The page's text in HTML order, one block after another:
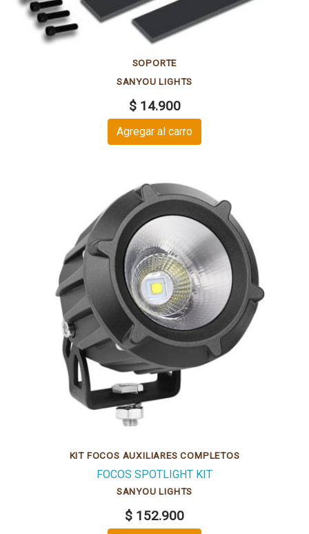
SOPORTE
SANYOU LIGHTS
$ 14.900
Agregar al carro
KIT FOCOS AUXILIARES COMPLETOS
FOCOS SPOTLIGHT KIT
SANYOU LIGHTS
$ 152.900